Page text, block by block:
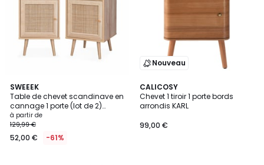
SWEEEK
Table de chevet scandinave en
cannage 1 porte (lot de 2)
BOHÈME
à partir de
129,99 €
52,00 € -61%
4,4
/ 5
4
Couleurs
Nouveau
CALICOSY
Chevet 1 tiroir 1 porte bords
arrondis KARL
99,00 €